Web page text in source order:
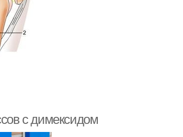
с димексидом